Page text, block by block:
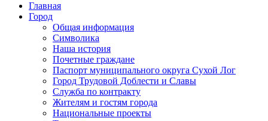
Главная
Город
Общая информация
Символика
Наша история
Почетные граждане
Паспорт муниципального округа Сухой Лог
Город Трудовой Доблести и Славы
Служба по контракту
Жителям и гостям города
Национальные проекты